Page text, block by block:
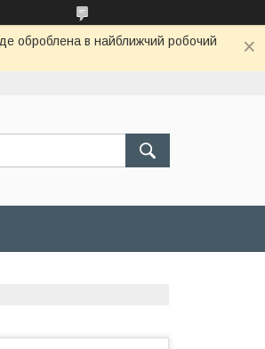
оброблена в найближчий робочий